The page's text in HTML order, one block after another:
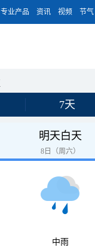
专业产品 资讯 视频 节气
7天
明天白天
8日（周六）
中雨